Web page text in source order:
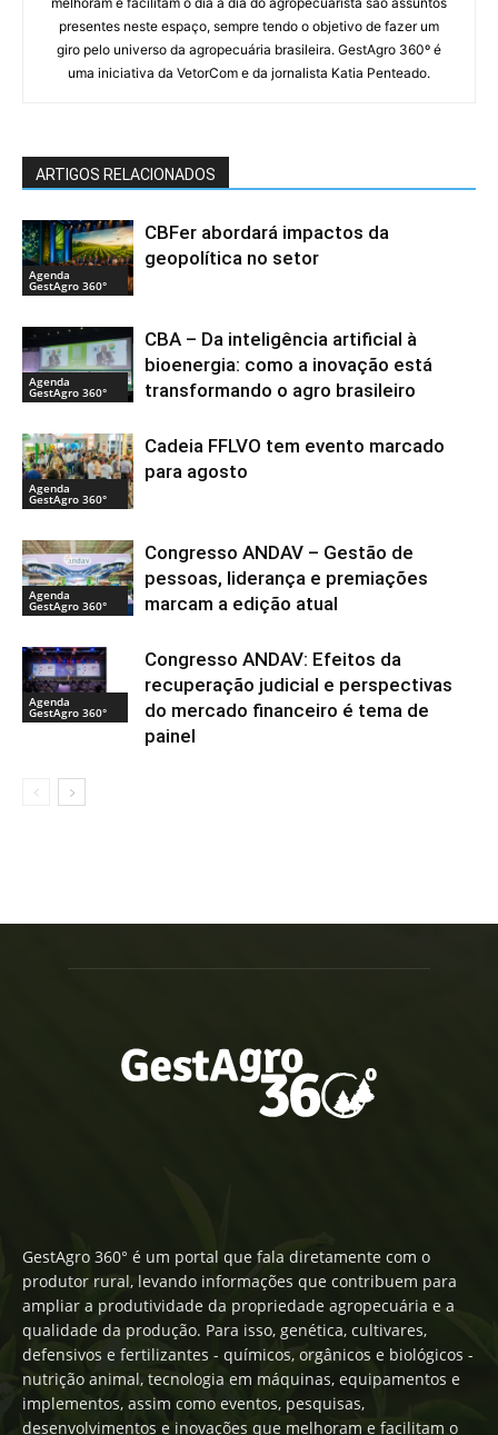
presentes neste espaço, sempre tendo o objetivo de fazer um
giro pelo universo da agropecuária brasileira. GestAgro 360º é
uma iniciativa da VetorCom e da jornalista Katia Penteado.
ARTIGOS RELACIONADOS
Agenda
GestAgro 360°
CBFer abordará impactos da
geopolítica no setor
Agenda
GestAgro 360°
CBA – Da inteligência artificial à
bioenergia: como a inovação está
transformando o agro brasileiro
Agenda
GestAgro 360°
Cadeia FFLVO tem evento marcado
para agosto
Agenda
GestAgro 360°
Congresso ANDAV – Gestão de
pessoas, liderança e premiações
marcam a edição atual
Agenda
GestAgro 360°
Congresso ANDAV: Efeitos da
recuperação judicial e perspectivas
do mercado financeiro é tema de
painel
GestAgro 360° é um portal que fala diretamente com o
produtor rural, levando informações que contribuem para
ampliar a produtividade da propriedade agropecuária e a
qualidade da produção. Para isso, genética, cultivares,
defensivos e fertilizantes - químicos, orgânicos e biológicos -
nutrição animal, tecnologia em máquinas, equipamentos e
implementos, assim como eventos, pesquisas,
desenvolvimentos e inovações que melhoram e facilitam o